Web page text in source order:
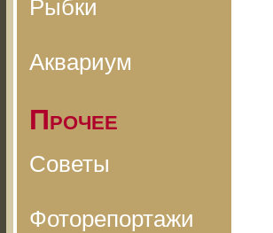
Рыбки
Аквариум
Прочее
Советы
Фоторепортажи